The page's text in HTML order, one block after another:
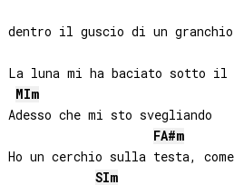
dentro il guscio di un granchio
La luna mi ha baciato sotto il
MIm
Adesso che mi sto svegliando
FA#m
Ho un cerchio sulla testa,
SIm